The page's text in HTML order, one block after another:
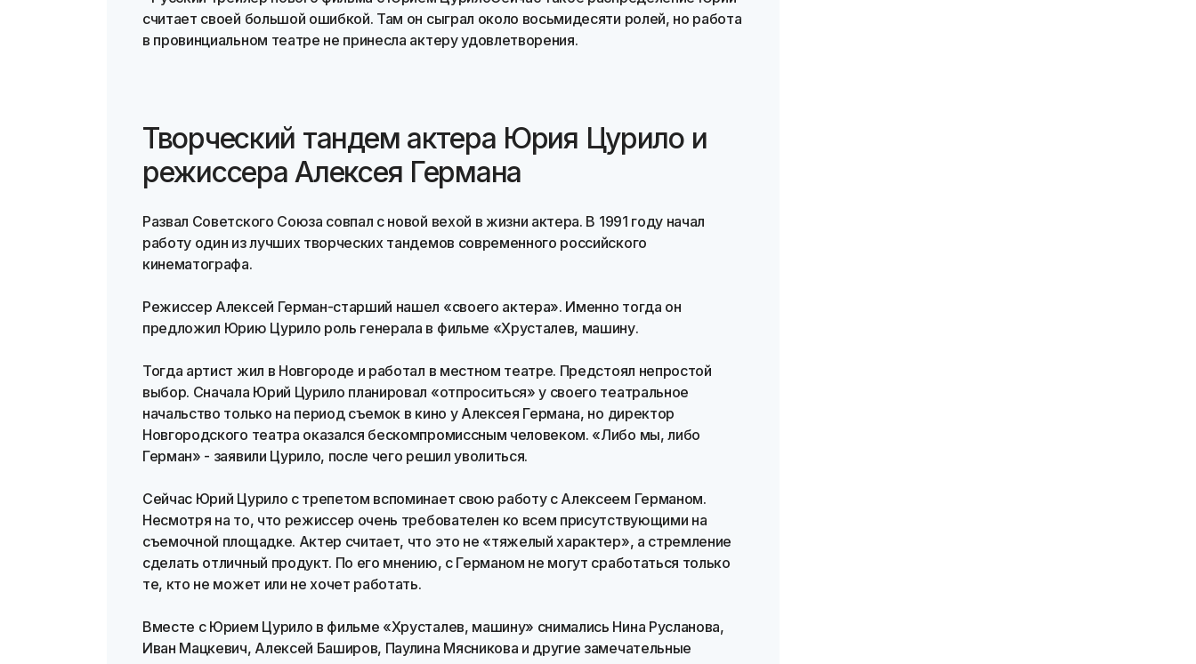
считает своей большой ошибкой. Там он сыграл около восьмидесяти ролей, но работа
в провинциальном театре не принесла актеру удовлетворения.
Творческий тандем актера Юрия Цурило и
режиссера Алексея Германа
Развал Советского Союза совпал с новой вехой в жизни актера. В 1991 году начал
работу один из лучших творческих тандемов современного российского
кинематографа.
Режиссер Алексей Герман-старший нашел «своего актера». Именно тогда он
предложил Юрию Цурило роль генерала в фильме «Хрусталев, машину.
Тогда артист жил в Новгороде и работал в местном театре. Предстоял непростой
выбор. Сначала Юрий Цурило планировал «отпроситься» у своего театральное
начальство только на период съемок в кино у Алексея Германа, но директор
Новгородского театра оказался бескомпромиссным человеком. «Либо мы, либо
Герман» - заявили Цурило, после чего решил уволиться.
Сейчас Юрий Цурило с трепетом вспоминает свою работу с Алексеем Германом.
Несмотря на то, что режиссер очень требователен ко всем присутствующими на
съемочной площадке. Актер считает, что это не «тяжелый характер», а стремление
сделать отличный продукт. По его мнению, с Германом не могут сработаться только
те, кто не может или не хочет работать.
Вместе с Юрием Цурило в фильме «Хрусталев, машину» снимались Нина Русланова,
Иван Мацкевич, Алексей Баширов, Паулина Мясникова и другие замечательные